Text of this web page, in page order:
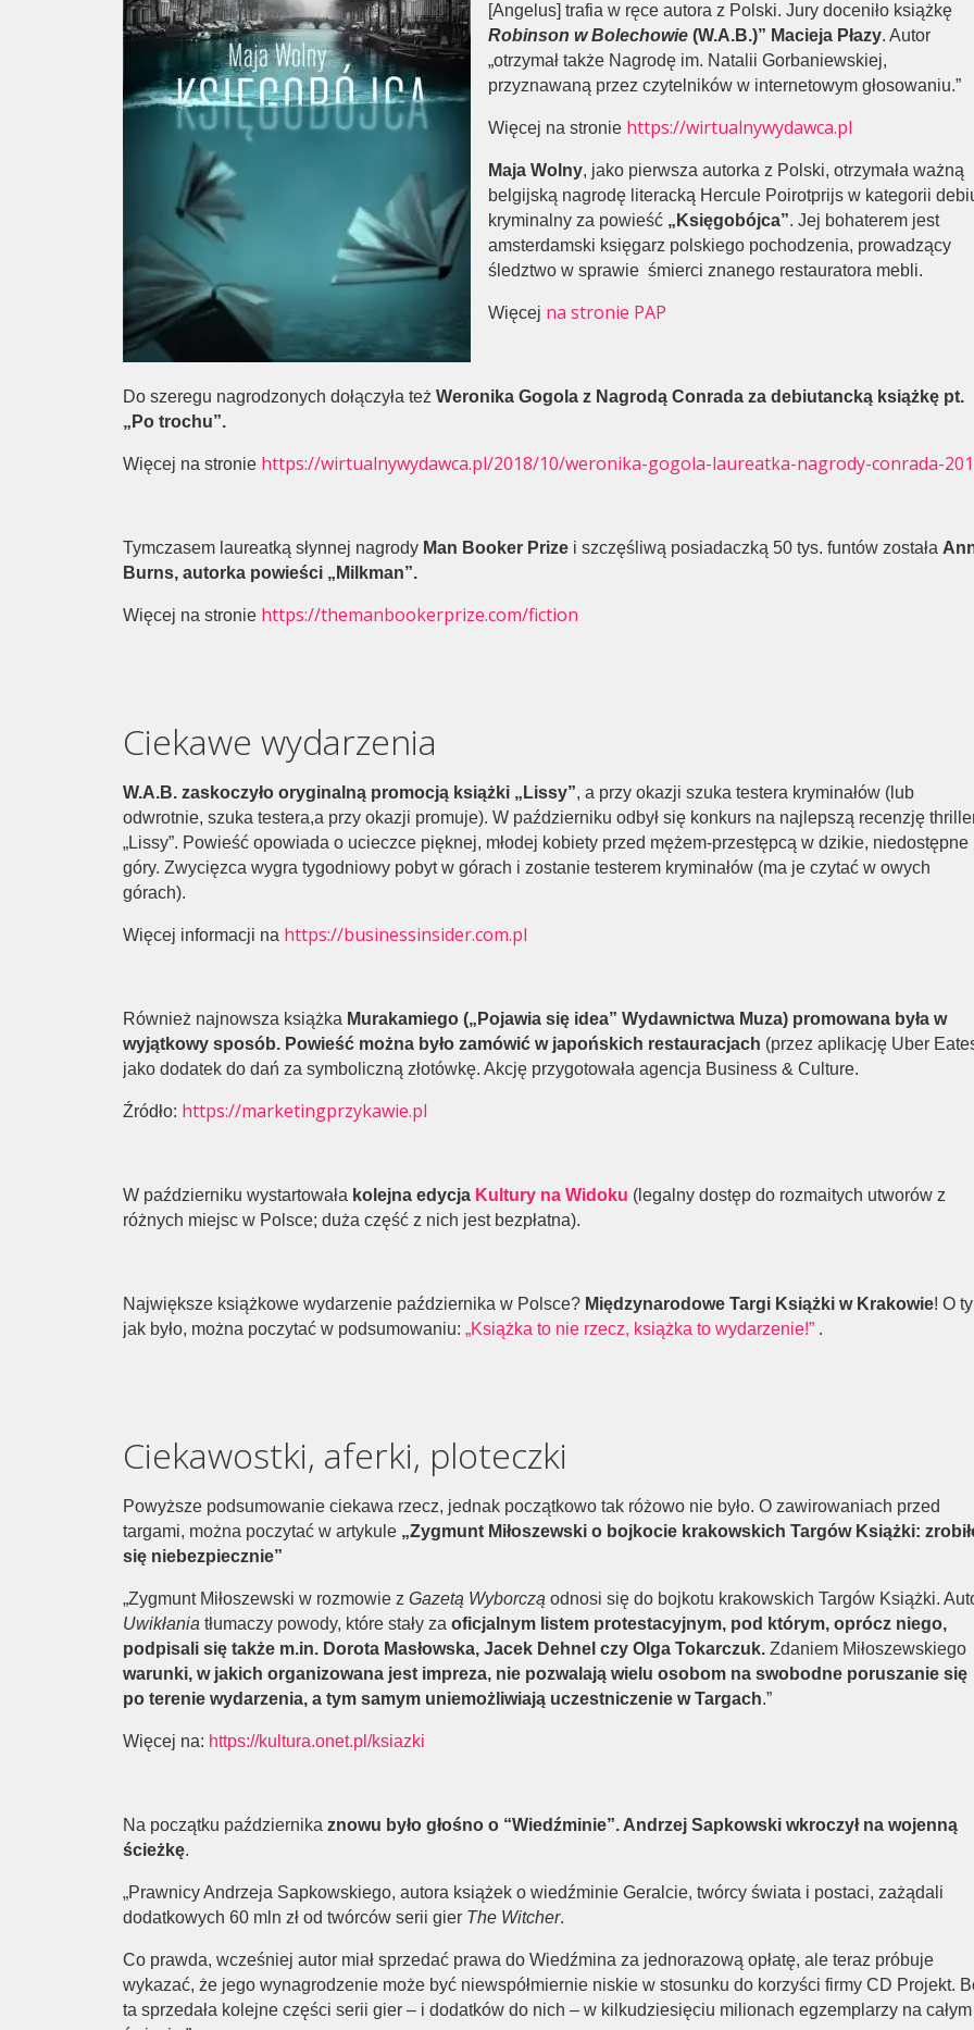
[Angelus] trafia w ręce autora z Polski. Jury doceniło książkę
Robinson w Bolechowie (W.A.B.)” Macieja Płazy. Autor
„otrzymał także Nagrodę im. Natalii Gorbaniewskiej,
przyznawaną przez czytelników w internetowym głosowaniu.”
Więcej na stronie https://wirtualnywydawca.pl
Maja Wolny, jako pierwsza autorka z Polski, otrzymała ważną
belgijską nagrodę literacką Hercule Poirotprijs w kategorii
kryminalny za powieść „Księgobójca”. Jej bohaterem jest
amsterdamski księgarz polskiego pochodzenia, prowadzący
śledztwo w sprawie śmierci znanego restauratora mebli.
Więcej na stronie PAP
Do szeregu nagrodzonych dołączyła teżWeronika Gogola z Nagrodą Conrada za debiutancką książkę pt.
„Po trochu”.
Więcej na stronie https://wirtualnywydawca.pl/2018/10/weronika-gogola-laureatka-nagrody-conrada-
Tymczasem laureatką słynnej nagrody Man Booker Prize i szczęśliwą posiadaczką 50 tys. funtów została
Burns, autorka powieści „Milkman”.
Więcej na stronie https://themanbookerprize.com/fiction
Ciekawe wydarzenia
W.A.B. zaskoczyło oryginalną promocją książki „Lissy”, a przy okazji szuka testera kryminałów (lub
odwrotnie, szuka testera,a przy okazji promuje). W październiku odbył się konkurs na najlepszą recenzję
„Lissy”. Powieść opowiada o ucieczce pięknej, młodej kobiety przed mężem-przestępcą w dzikie, niedostępne
góry. Zwycięzca wygra tygodniowy pobyt w górach i zostanie testerem kryminałów (ma je czytać w owych
górach).
Więcej informacji na https://businessinsider.com.pl
Również najnowsza książka Murakamiego („Pojawia się idea” Wydawnictwa Muza) promowana była w
wyjątkowy sposób. Powieść można było zamówić w japońskich restauracjach (przez aplikację Uber
jako dodatek do dań za symboliczną złotówkę. Akcję przygotowała agencja Business & Culture.
Źródło: https://marketingprzykawie.pl
W październiku wystartowała kolejna edycja Kultury na Widoku (legalny dostęp do rozmaitych utworów z
różnych miejsc w Polsce; duża część z nich jest bezpłatna).
Największe książkowe wydarzenie października w Polsce? Międzynarodowe Targi Książki w Krakowie! O
jak było, można poczytać w podsumowaniu:„Książka to nie rzecz, książka to wydarzenie!” .
Ciekawostki, aferki, ploteczki
Powyższe podsumowanie ciekawa rzecz, jednak początkowo tak różowo nie było. O zawirowaniach przed
targami, można poczytać w artykule „Zygmunt Miłoszewski o bojkocie krakowskich Targów Książki:
się niebezpiecznie”
„Zygmunt Miłoszewski w rozmowie zGazetą Wyborczą odnosi się do bojkotu krakowskich Targów Książki.
Uwikłania tłumaczy powody, które stały zaoficjalnym listem protestacyjnym, pod którym, oprócz niego,
podpisali się także m.in. Dorota Masłowska, Jacek Dehnel czy Olga Tokarczuk. Zdaniem Miłoszewskiego
warunki, w jakich organizowana jest impreza, nie pozwalają wielu osobom na swobodne poruszanie się
po terenie wydarzenia, a tym samym uniemożliwiają uczestniczenie w Targach.”
Więcej na: https://kultura.onet.pl/ksiazki
Na początku październikaznowu było głośno o “Wiedźminie”. Andrzej Sapkowski wkroczył na wojenną
ścieżkę.
„Prawnicy Andrzeja Sapkowskiego, autora książek o wiedźminie Geralcie, twórcy świata i postaci, zażądali
dodatkowych 60 mln zł od twórców serii gier The Witcher.
Co prawda, wcześniej autor miał sprzedać prawa do Wiedźmina za jednorazową opłatę, ale teraz próbuje
wykazać, że jego wynagrodzenie może być niewspółmiernie niskie w stosunku do korzyści firmy CD Projekt.
ta sprzedała kolejne części serii gier – i dodatków do nich – w kilkudziesięciu milionach egzemplarzy na całym